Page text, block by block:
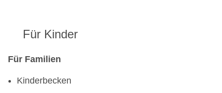
Für Kinder
Für Familien
Kinderbecken